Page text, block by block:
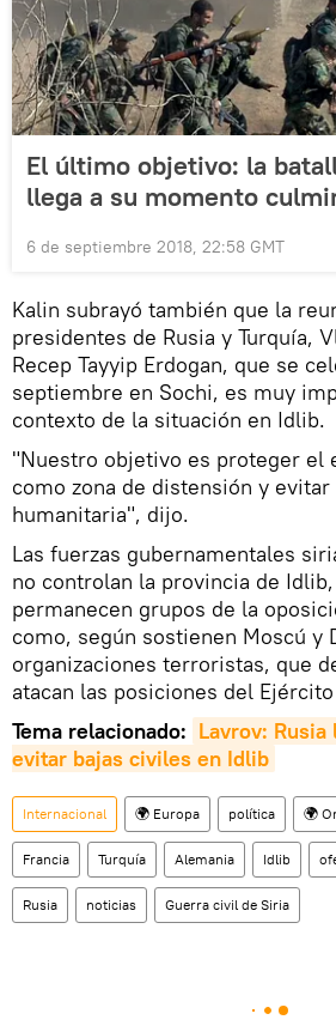
El último objetivo: la
llega a su momento
6 de septiembre 2018, 22:58 GMT
Kalin subrayó también que la
presidentes de Rusia y Turquía,
Recep Tayyip Erdogan, que se
septiembre en Sochi, es muy
contexto de la situación en Idlib.
"Nuestro objetivo es proteger el
como zona de distensión y
humanitaria", dijo.
Las fuerzas gubernamentales
no controlan la provincia de
permanecen grupos de la
como, según sostienen Moscú y
organizaciones terroristas, que
atacan las posiciones del
Tema relacionado: Lavrov:
evitar bajas civiles en Idlib
Internacional 🌍 Europa política 🌍
Francia Turquía Alemania Idlib
Rusia noticias Guerra civil de Siria